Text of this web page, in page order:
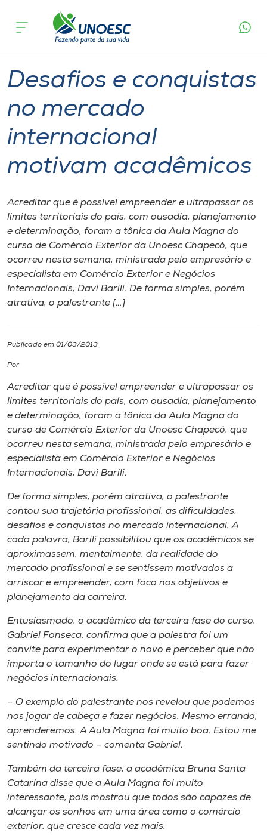
Cursos
Atendimento ao Estudante
Portal de Ensino
A
Internacionalização
I.nova
Cultura
CPA
Biblioteca
Editora
Rádio
Museu
Unoesc
Store
Selecione
acontece
Desafios e conquistas
no mercado
internacional
motivam acadêmicos
Acreditar que é possível empreender e ultrapassar os
limites territoriais do país, com ousadia, planejamento
e determinação, foram a tônica da Aula Magna do
curso de Comércio Exterior da Unoesc Chapecó, que
ocorreu nesta semana, ministrada pelo empresário e
especialista em Comércio Exterior e Negócios
Internacionais, Davi Barili. De forma simples, porém
atrativa, o palestrante […]
Publicado em 01/03/2013
Por
Acreditar que é possível empreender e ultrapassar os
limites territoriais do país, com ousadia, planejamento
e determinação, foram a tônica da Aula Magna do
curso de Comércio Exterior da Unoesc Chapecó, que
ocorreu nesta semana, ministrada pelo empresário e
especialista em Comércio Exterior e Negócios
Internacionais, Davi Barili.
De forma simples, porém atrativa, o palestrante
contou sua trajetória profissional, as dificuldades,
desafios e conquistas no mercado internacional. A
cada palavra, Barili possibilitou que os acadêmicos se
aproximassem, mentalmente, da realidade do
mercado profissional e se sentissem motivados a
arriscar e empreender, com foco nos objetivos e
planejamento da carreira.
Entusiasmado, o acadêmico da terceira fase do curso,
Gabriel Fonseca, confirma que a palestra foi um
convite para experimentar o novo e perceber que não
importa o tamanho do lugar onde se está para fazer
negócios internacionais.
– O exemplo do palestrante nos revelou que podemos
nos jogar de cabeça e fazer negócios. Mesmo errando,
aprenderemos. A Aula Magna foi muito boa. Estou me
sentindo motivado – comenta Gabriel.
Também da terceira fase, a acadêmica Bruna Santa
Catarina disse que a Aula Magna foi muito
interessante, pois mostrou que todos são capazes de
alcançar os sonhos em uma área como o comércio
exterior, que cresce cada vez mais.